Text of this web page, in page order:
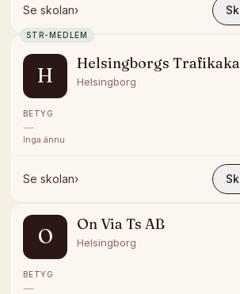
Se skolan›
STR-MEDLEM
H
Helsingborgs
Helsingborg
BETYG
—
Inga ännu
Se skolan›
O
On Via Ts AB
Helsingborg
BETYG
—